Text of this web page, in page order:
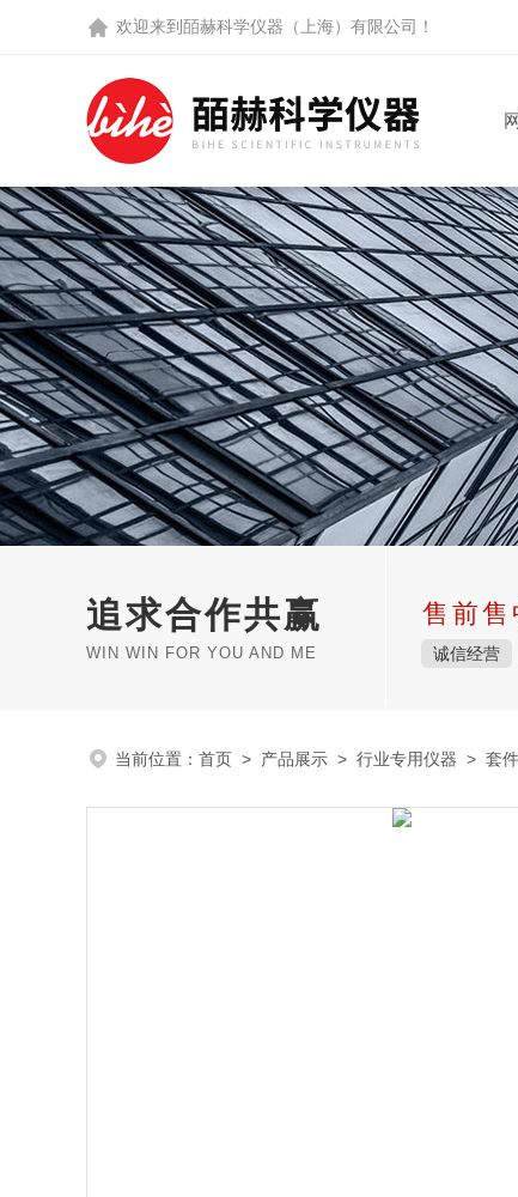
欢迎来到 皕赫科学仪器（上海）有限公司 ！
追求合作共赢
WIN WIN FOR YOU AND ME
售前
诚信经营
当前位置： 首页 > 产品展示 > 行业专用仪器 > 套件